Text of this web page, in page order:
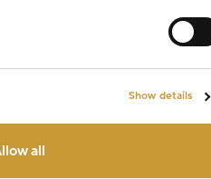
Show details
all